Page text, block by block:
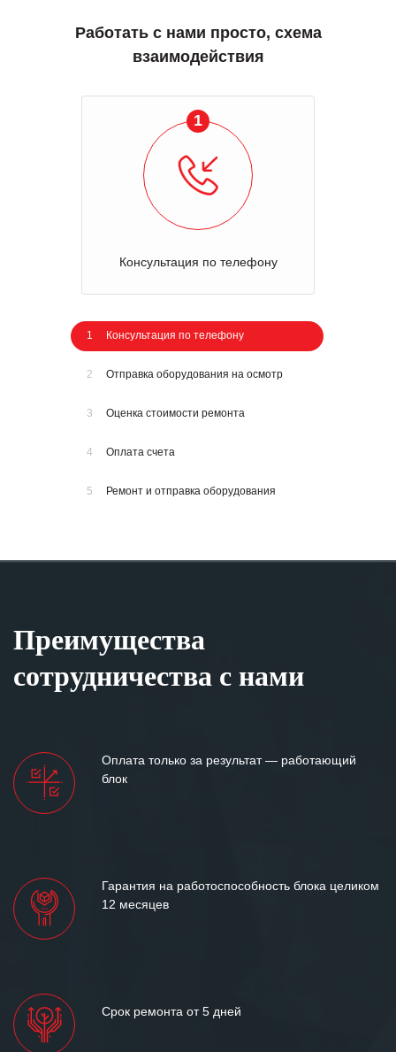
Работать с нами просто, схема
взаимодействия
1
Консультация по телефону
1 Консультация по телефону
2 Отправка оборудования на осмотр
3 Оценка стоимости ремонта
4 Оплата счета
5 Ремонт и отправка оборудования
Преимущества
сотрудничества с нами
Оплата только за результат — работающий
блок
Гарантия на работоспособность блока целиком
12 месяцев
Срок ремонта от 5 дней